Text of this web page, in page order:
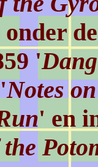
onder
'
Notes
' en